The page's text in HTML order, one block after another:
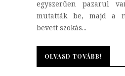
egyszerűen pazarul
mutatták be, majd a
bevett szokás...
OLVASD TOVÁBB!
OLVASD TOVÁBB!